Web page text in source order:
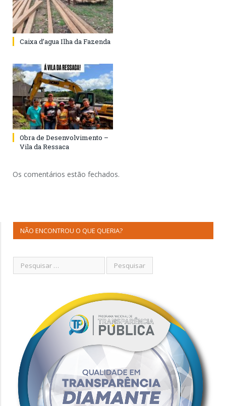
Caixa d’agua Ilha da Fazenda
Obra de Desenvolvimento –
Vila da Ressaca
Os comentários estão fechados.
NÃO ENCONTROU O QUE QUERIA?